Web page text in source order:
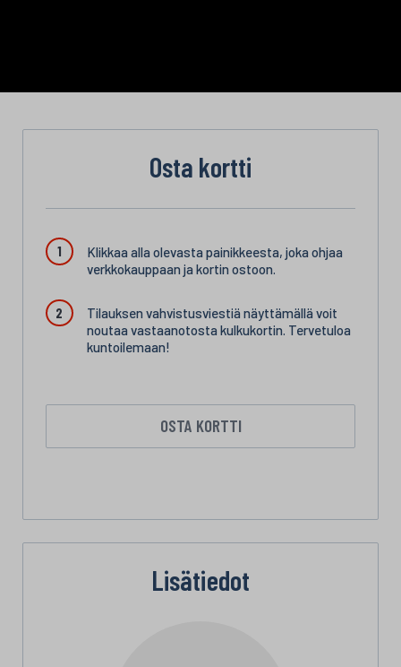
Osta kortti
Klikkaa alla olevasta painikkeesta, joka ohjaa
verkkokauppaan ja kortin ostoon.
Tilauksen vahvistusviestiä näyttämällä voit
noutaa vastaanotosta kulkukortin. Tervetuloa
kuntoilemaan!
OSTA KORTTI
Lisätiedot